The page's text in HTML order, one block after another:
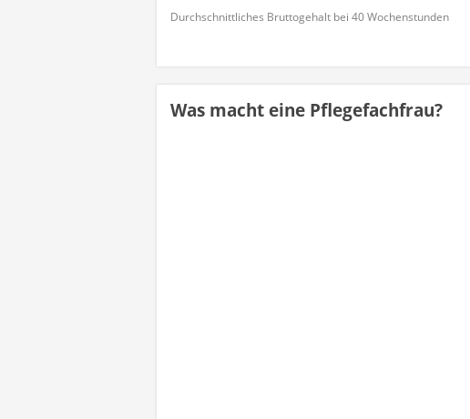
Durchschnittliches Bruttogehalt bei 40 Wochenstunden
Was macht eine Pflegefachfrau?